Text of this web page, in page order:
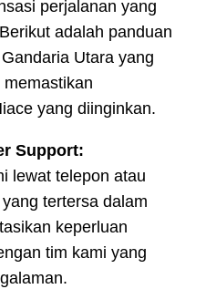
perjalanan yang
adalah panduan
Utara yang
yang diinginkan.
Support:
lewat telepon atau
tertersa dalam
keperluan
tim kami yang